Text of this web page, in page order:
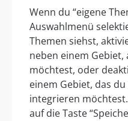
Wenn du “eigene
Auswahlmenü
Themen siehst,
neben einem
möchtest, oder
einem Gebiet, das
integrieren
auf die Taste